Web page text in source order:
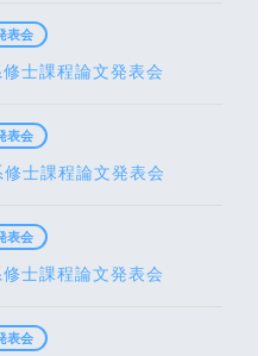
士課程論文発表会
表会
士課程論文発表会
表会
士課程論文発表会
表会
表会